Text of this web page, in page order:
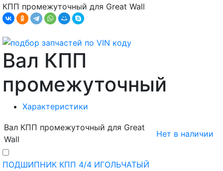
КПП промежуточный для Great Wall
Вал КПП
промежуточный
Характеристики
Вал КПП промежуточный для Great
Wall
Нет в наличии
ПОДШИПНИК КПП 4/4 ИГОЛЬЧАТЫЙ